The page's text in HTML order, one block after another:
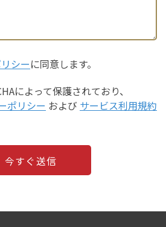
シーに同意します。
によって保護されており、
ポリシー および サービス利用規約